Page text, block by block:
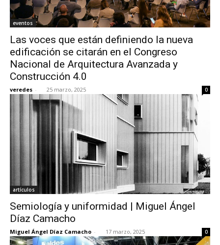
eventos
Las voces que están definiendo la nueva
edificación se citarán en el Congreso
Nacional de Arquitectura Avanzada y
Construcción 4.0
veredes - 25 marzo, 2025 0
artículos
Semiología y uniformidad | Miguel Ángel
Díaz Camacho
Miguel Ángel Díaz Camacho - 17 marzo, 2025 0